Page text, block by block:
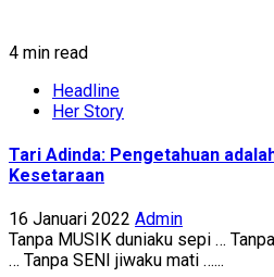
4 min read
Headline
Her Story
Tari Adinda: Pengetahuan
Kesetaraan
16 Januari 2022 Admin
Tanpa MUSIK duniaku sepi …
… Tanpa SENI jiwaku mati …...